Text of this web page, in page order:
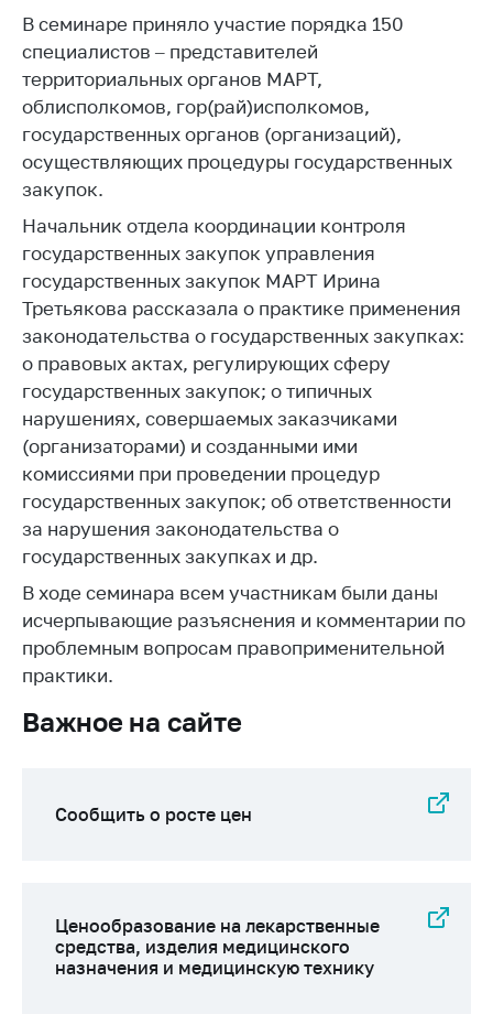
Регулирование и
контроль закупок
Защита прав
потребителей
Регулирование
рекламной
деятельности
Международное
сотрудничество
Применение мер
нетарифного
регулирования
Биржевая торговля
Выставочная
деятельность в
Республике
Беларусь
Защита
персональных
данных
Новости
Обратиться в МАРТ
Личный прием
граждан и юр. лиц
Сообщить о росте
цен на товары
В семинаре приняло участие порядка 150
специалистов – представителей
территориальных органов МАРТ,
облисполкомов, гор(рай)исполкомов,
государственных органов (организаций),
осуществляющих процедуры государственных
закупок.
Начальник отдела координации контроля
государственных закупок управления
государственных закупок МАРТ Ирина
Третьякова рассказала о практике применения
законодательства о государственных закупках:
о правовых актах, регулирующих сферу
государственных закупок; о типичных
нарушениях, совершаемых заказчиками
(организаторами) и созданными ими
комиссиями при проведении процедур
государственных закупок; об ответственности
за нарушения законодательства о
государственных закупках и др.
В ходе семинара всем участникам были даны
исчерпывающие разъяснения и комментарии по
проблемным вопросам правоприменительной
практики.
Важное на сайте
Сообщить о росте цен
Ценообразование на лекарственные
средства, изделия медицинского
назначения и медицинскую технику